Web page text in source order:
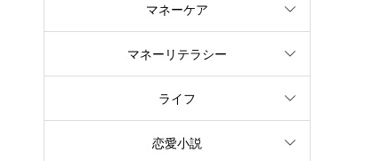
マネーケア
マネーリテラシー
ライフ
恋愛小説